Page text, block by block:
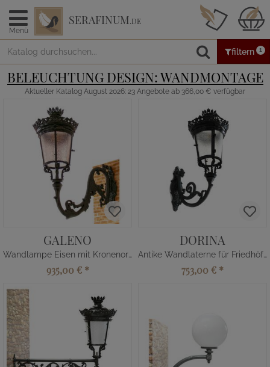
Menü
SERAFINUM.DE
filtern 1
BELEUCHTUNG DESIGN: WANDMONTAGE
Aktueller Katalog August 2026: 23 Angebote ab 366,00 € verfügbar
GALENO
Wandlampe Eisen mit Kronenornament
935,00 € *
DORINA
Antike Wandlaterne für Friedhöfe
753,00 € *